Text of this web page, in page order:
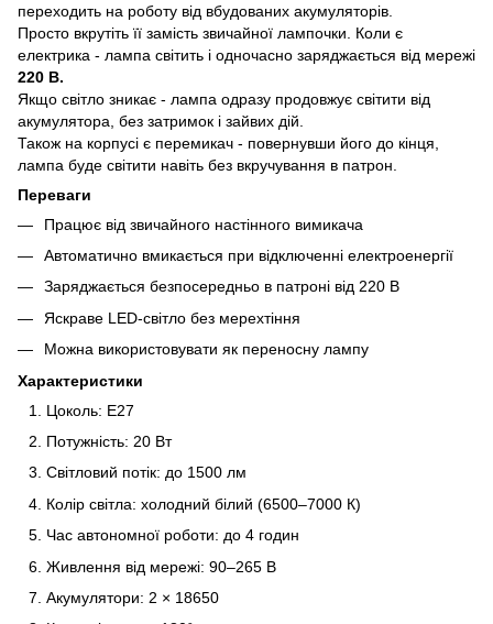
переходить на роботу від вбудованих акумуляторів.
Просто вкрутіть її замість звичайної лампочки. Коли є
електрика - лампа світить і одночасно заряджається від мережі
220 В.
Якщо світло зникає - лампа одразу продовжує світити від
акумулятора, без затримок і зайвих дій.
Також на корпусі є перемикач - повернувши його до кінця,
лампа буде світити навіть без вкручування в патрон.
Переваги
Працює від звичайного настінного вимикача
Автоматично вмикається при відключенні електроенергії
Заряджається безпосередньо в патроні від 220 В
Яскраве LED-світло без мерехтіння
Можна використовувати як переносну лампу
Характеристики
Цоколь: E27
Потужність: 20 Вт
Світловий потік: до 1500 лм
Колір світла: холодний білий (6500–7000 К)
Час автономної роботи: до 4 годин
Живлення від мережі: 90–265 В
Акумулятори: 2 × 18650